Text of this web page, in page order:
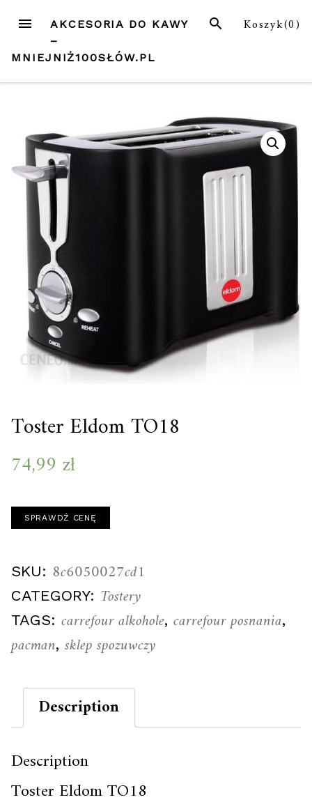
treści
MENU Koszyk(0)
SZUKAJ
AKCESORIA DO KAWY
–
MNIEJNIŻ100SŁÓW.PL
Toster Eldom TO18
74,99 zł
SPRAWDŹ CENĘ
SKU: 8c6050027cd1
CATEGORY: Tostery
TAGS: carrefour alkohole, carrefour posnania,
pacman, sklep spozuwczy
Description
Description
Toster Eldom TO18